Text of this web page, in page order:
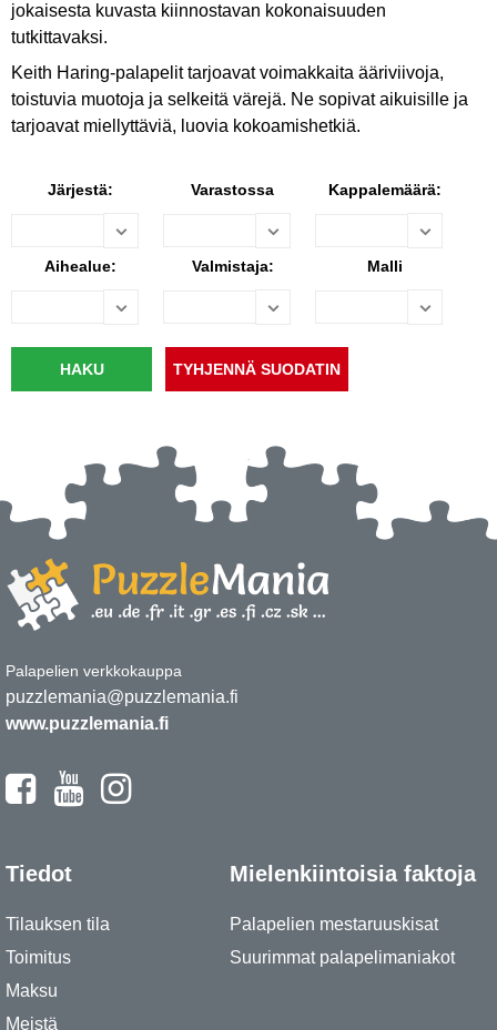
jokaisesta kuvasta kiinnostavan kokonaisuuden
tutkittavaksi.
Keith Haring-palapelit tarjoavat voimakkaita ääriviivoja,
toistuvia muotoja ja selkeitä värejä. Ne sopivat aikuisille ja
tarjoavat miellyttäviä, luovia kokoamishetkiä.
Järjestä: Varastossa Kappalemäärä:
Aihealue: Valmistaja: Malli
Palapelien verkkokauppa
puzzlemania@puzzlemania.fi
www.puzzlemania.fi
Tiedot
Tilauksen tila
Toimitus
Maksu
Meistä
Mielenkiintoisia faktoja
Palapelien mestaruuskisat
Suurimmat palapelimaniakot